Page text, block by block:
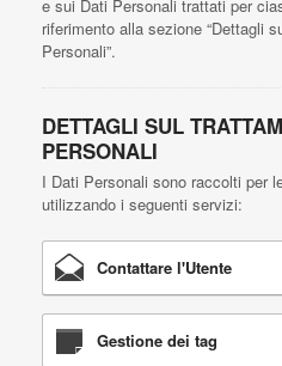
e sui Dati Personali trattati per
riferimento alla sezione “Dettagli
Personali”.
DETTAGLI SUL
PERSONALI
I Dati Personali sono raccolti per
utilizzando i seguenti servizi:
Contattare l'Utente
Gestione dei tag